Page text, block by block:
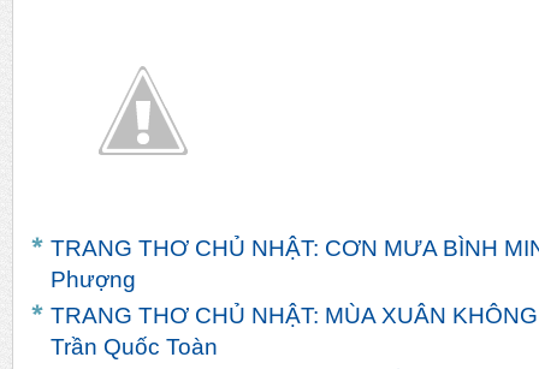
TRANG THƠ CHỦ NHẬT: CƠN MƯA BÌNH
Phượng
TRANG THƠ CHỦ NHẬT: MÙA XUÂN
Trần Quốc Toàn